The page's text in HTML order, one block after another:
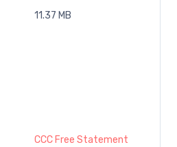
11.37 MB
CCC Free Statement